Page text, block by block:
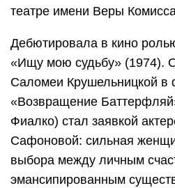
театре имени Веры
Дебютировала в кино
«Ищу мою судьбу» (1974).
Саломеи Крушельницкой в
«Возвращение
Фиалко) стал заявкой
Сафоновой: сильная
выбора между личным
эмансипированным